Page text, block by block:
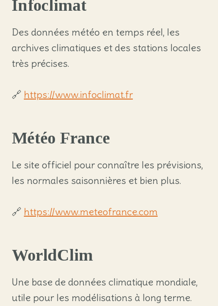
Infoclimat
Des données météo en temps réel, les
archives climatiques et des stations locales
très précises.
🔗 https://www.infoclimat.fr
Météo France
Le site officiel pour connaître les prévisions,
les normales saisonnières et bien plus.
🔗 https://www.meteofrance.com
WorldClim
Une base de données climatique mondiale,
utile pour les modélisations à long terme.